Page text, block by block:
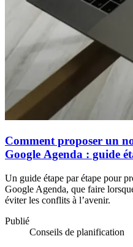
Comment proposer un
Google Agenda : guide
Un guide étape par étape pour
Google Agenda, que faire
éviter les conflits à l’avenir.
Publié
Conseils de planification